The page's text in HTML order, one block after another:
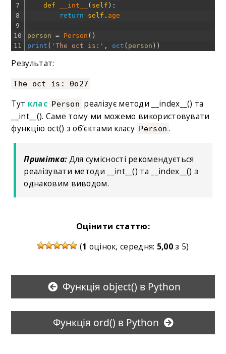
7
8
9
10
11
def __int__ ( self ) :
return
self . age
person = Person ( )
print ( 'The oct is:' , oct ( person ) )
Результат:
The oct is: 0o27
Тут клас Person реалізує методи __index__() та
__int__(). Саме тому ми можемо використовувати
функцію oct() з об’єктами класу Person .
Примітка:Для сумісності рекомендується
реалізувати методи __int__() та __index__() з
однаковим виводом.
Оцінити статтю:
(1 оцінок, середня: 5,00з 5)
Функція object() в Python
Функція ord() в Python